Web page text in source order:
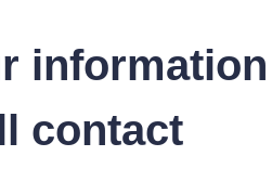
information
contact